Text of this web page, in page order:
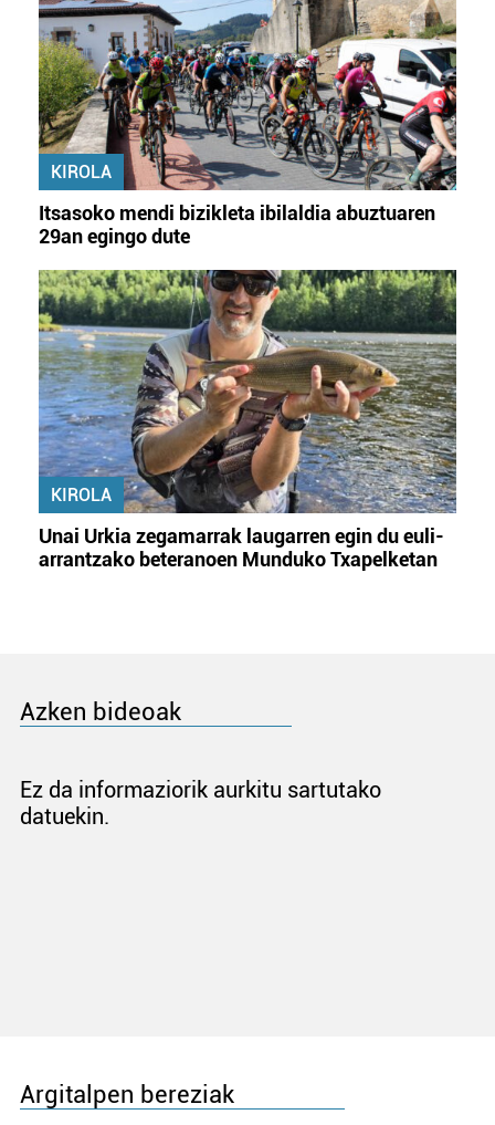
KIROLA
Itsasoko mendi bizikleta ibilaldia abuztuaren
29an egingo dute
KIROLA
Unai Urkia zegamarrak laugarren egin du euli-
arrantzako beteranoen Munduko Txapelketan
Azken bideoak
Ez da informaziorik aurkitu sartutako
datuekin.
Argitalpen bereziak